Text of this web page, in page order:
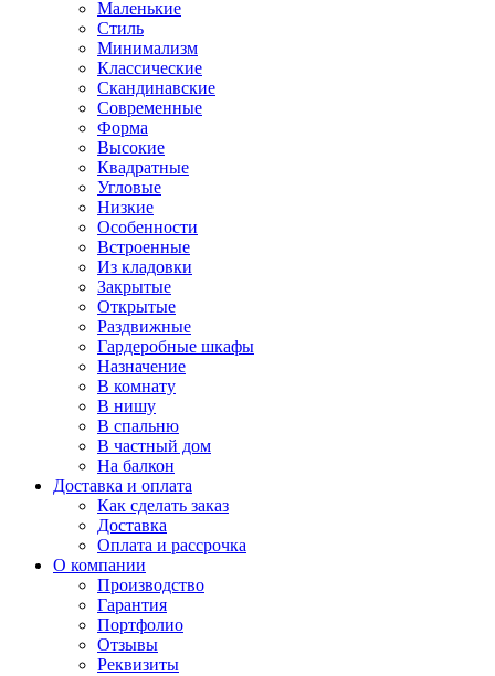
Маленькие
Стиль
Минимализм
Классические
Скандинавские
Современные
Форма
Высокие
Квадратные
Угловые
Низкие
Особенности
Встроенные
Из кладовки
Закрытые
Открытые
Раздвижные
Гардеробные шкафы
Назначение
В комнату
В нишу
В спальню
В частный дом
На балкон
Доставка и оплата
Как сделать заказ
Доставка
Оплата и рассрочка
О компании
Производство
Гарантия
Портфолио
Отзывы
Реквизиты